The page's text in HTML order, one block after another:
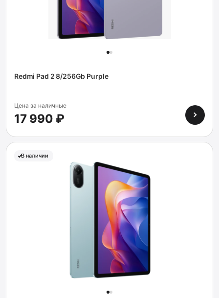
Redmi Pad 2 8/256Gb Purple
Цена за наличные
17 990 ₽
В наличии